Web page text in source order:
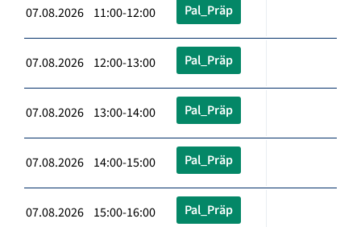
07.08.2026 11:00-12:00 Pal_Präp
07.08.2026 12:00-13:00 Pal_Präp
07.08.2026 13:00-14:00 Pal_Präp
07.08.2026 14:00-15:00 Pal_Präp
07.08.2026 15:00-16:00 Pal_Präp